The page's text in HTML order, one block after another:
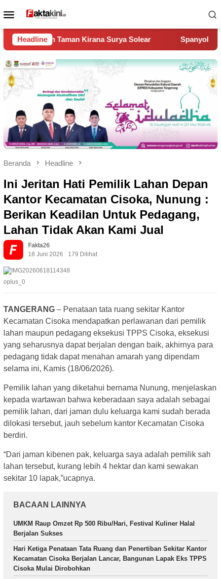
ke
Menu
Mobile
Headline
Surya Solear Spanyol Juara Piala Dunia 2026,
Beranda Headline
Ini Jeritan Hati Pemilik Lahan Depan
Kantor Kecamatan Cisoka, Nunung :
Berikan Keadilan Untuk Pedagang,
Lahan Tidak Akan Kami Jual
Fakta26
18 Juni 2026
179 Dilihat
oplus_0
TANGERANG – Penataan tata ruang sekitar Kantor
Kecamatan Cisoka mendapatkan perlawanan dari pemilik
lahan maupun pedagang eksekusi TPPS Cisoka, eksekusi
yang seharusnya dapat berjalan dengan baik, akhirnya para
pedagang tidak dapat menahan amarah yang dipendam
selama ini, Kamis (18/06/2026).
Pemilik lahan yang diketahui bernama Nunung, menjelaskan
kepada wartawan bahwa keberadaan saya adalah sebagai
pemilik lahan, dari jaman dulu keluarga kami sudah berada
dilokasi tersebut, jauh sebelum kantor Kecamatan Cisoka
berdiri.
“Dari jaman kibenen pak, keluarga saya adalah pemilik sah
lahan tersebut, kurang lebih 4 hektar dan kami sewakan
sekitar 10 lapak,”ucapnya.
BACAAN LAINNYA
UMKM Raup Omzet Rp 500 Ribu/Hari, Festival Kuliner Halal
Berjalan Sukses
Hari Ketiga Penataan Tata Ruang dan Penertiban Sekitar Kantor
Kecamatan Cisoka Berjalan Lancar, Bangunan Lapak Eks TPPS
Cisoka Mulai Dirobohkan